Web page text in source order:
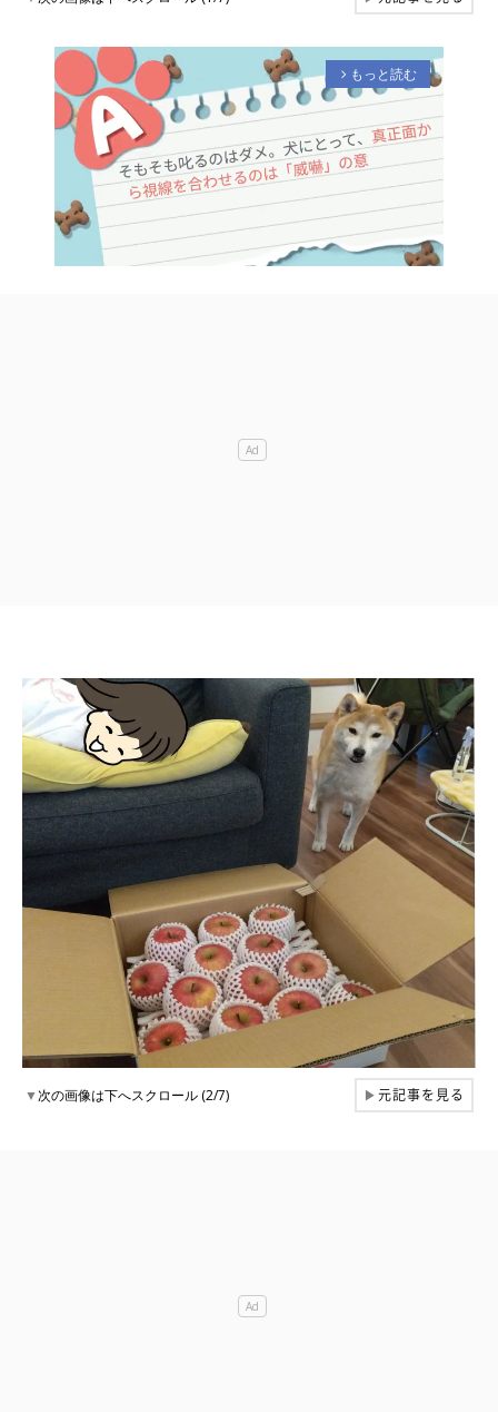
arrow_forward_ios もっと読む
▼次の画像は下へスクロール (2/7) ▶元記事を見る